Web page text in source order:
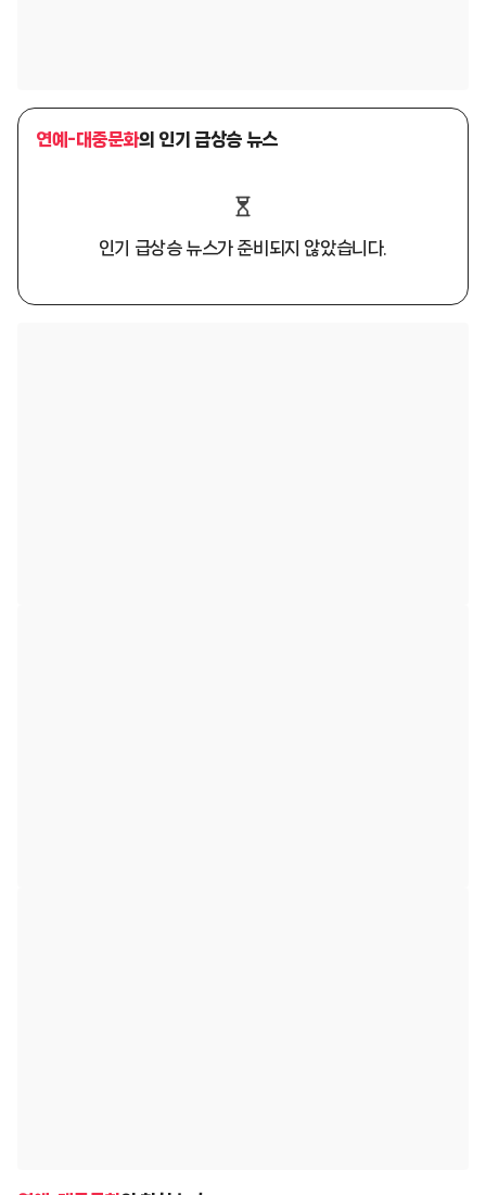
연예-대중문화의 인기 급상승 뉴스
인기 급상승 뉴스가 준비되지 않았습니다.